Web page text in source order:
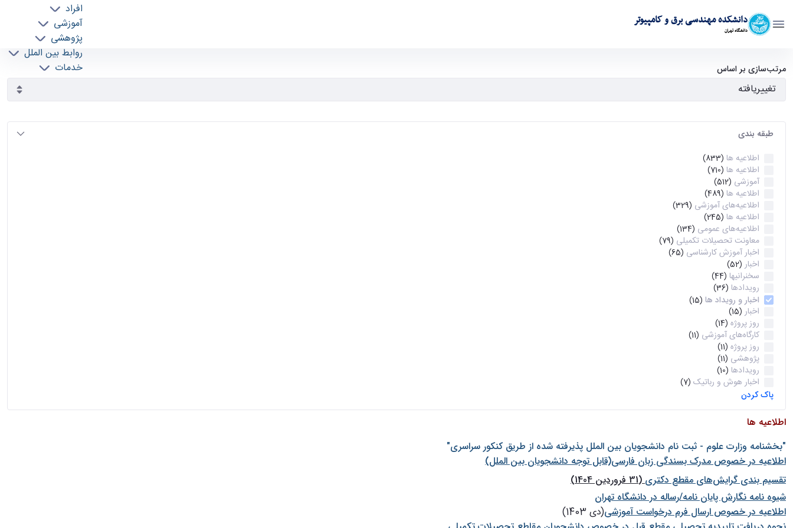
دانشکده مهندسی برق و کامپیوتر
دانشگاه تهران
افراد
آموزشی
پژوهشی
روابط بین الملل
خدمات
آرشیو اطلاعیه ها - ece- دانشکده مهندسی برق و کامپیوتر
مرتب‌سازی بر اساس
طبقه بندی
اطلاعیه ها (833)
اطلاعیه ها (710)
آموزشی (512)
اطلاعیه ها (489)
اطلاعیه‌های‌ آموزشی (329)
اطلاعیه ها (245)
اطلاعیه‌های عمومی (134)
معاونت تحصیلات تکمیلی (79)
اخبار آموزش کارشناسی (65)
اخبار (52)
سخنرانیها (44)
رویدادها (36)
اخبار و رویداد ها (15)
اخبار (15)
روز پروژه (14)
کارگاه‌های آموزشی (11)
روز پروژه (11)
پژوهشی (11)
رویدادها (10)
اخبار هوش و رباتیک (7)
پاک کردن
اطلاعیه ها
"بخشنامه وزارت علوم - ثبت نام دانشجويان بين الملل پذيرفته شده از طريق كنكور سراسری"
اطلاعیه در خصوص مدرک بسندگی زبان فارسی(قابل توجه دانشجویان بین الملل)
تقسیم بندی گرایش‌های مقطع دکتری(31 فروردین 1404)
شيوه نامه نگارش پايان نامه/رساله در دانشگاه تهران
اطلاعیه در خصوص ارسال فرم درخواست آموزشی(دی 1403)